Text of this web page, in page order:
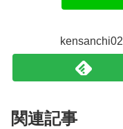
関連記事